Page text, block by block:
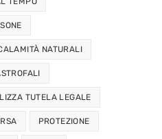
NATURALI
TUTELA LEGALE
PROTEZIONE